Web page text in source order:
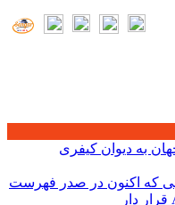
به دیوان کیفری
که اکنون در صدر فهرست